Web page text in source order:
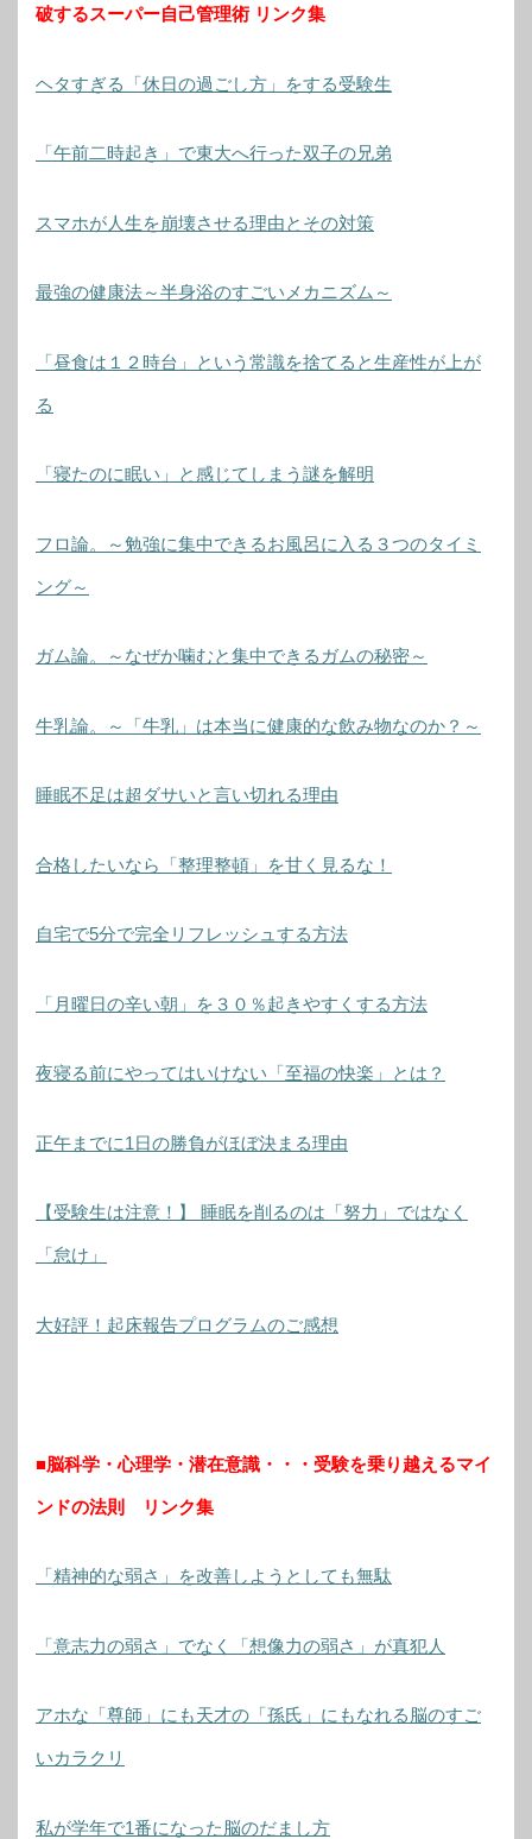
破するスーパー自己管理術 リンク集
ヘタすぎる「休日の過ごし方」をする受験生
「午前二時起き」で東大へ行った双子の兄弟
スマホが人生を崩壊させる理由とその対策
最強の健康法～半身浴のすごいメカニズム～
「昼食は１２時台」という常識を捨てると生産性が上が
る
「寝たのに眠い」と感じてしまう謎を解明
フロ論。～勉強に集中できるお風呂に入る３つのタイミ
ング～
ガム論。～なぜか噛むと集中できるガムの秘密～
牛乳論。～「牛乳」は本当に健康的な飲み物なのか？～
睡眠不足は超ダサいと言い切れる理由
合格したいなら「整理整頓」を甘く見るな！
自宅で5分で完全リフレッシュする方法
「月曜日の辛い朝」を３０％起きやすくする方法
夜寝る前にやってはいけない「至福の快楽」とは？
正午までに1日の勝負がほぼ決まる理由
【受験生は注意！】 睡眠を削るのは「努力」ではなく
「怠け」
大好評！起床報告プログラムのご感想
■脳科学・心理学・潜在意識・・・受験を乗り越えるマイ
ンドの法則 リンク集
「精神的な弱さ」を改善しようとしても無駄
「意志力の弱さ」でなく「想像力の弱さ」が真犯人
アホな「尊師」にも天才の「孫氏」にもなれる脳のすご
いカラクリ
私が学年で1番になった脳のだまし方